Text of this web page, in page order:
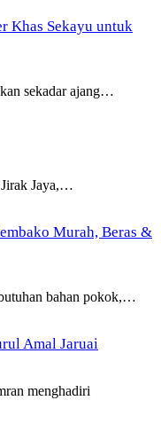
Khas Sekayu untuk
sekadar ajang…
Jirak Jaya,…
Murah, Beras &
bahan pokok,…
Amal Jaruai
menghadiri